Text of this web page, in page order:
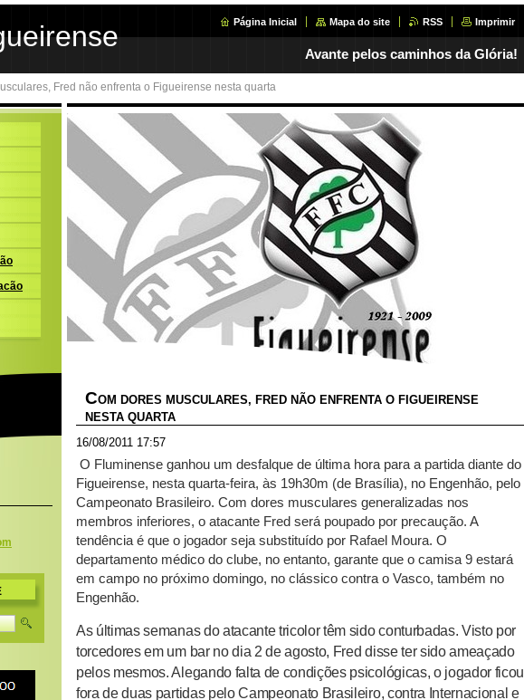
Página Inicial Mapa do site RSS Imprimir
Avante pelos caminhos da Glória!
Fred não enfrenta o Figueirense nesta quarta
COM DORES MUSCULARES, FRED NÃO ENFRENTA O FIGUEIRENSE
NESTA QUARTA
16/08/2011 17:57
O Fluminense ganhou um desfalque de última hora para a partida diante do
Figueirense, nesta quarta-feira, às 19h30m (de Brasília), no Engenhão, pelo
Campeonato Brasileiro. Com dores musculares generalizadas nos
membros inferiores, o atacante Fred será poupado por precaução. A
tendência é que o jogador seja substituído por Rafael Moura. O
departamento médico do clube, no entanto, garante que o camisa 9 estará
em campo no próximo domingo, no clássico contra o Vasco, também no
Engenhão.
As últimas semanas do atacante tricolor têm sido conturbadas. Visto por
torcedores em um bar no dia 2 de agosto, Fred disse ter sido ameaçado
pelos mesmos. Alegando falta de condições psicológicas, o jogador ficou
fora de duas partidas pelo Campeonato Brasileiro, contra Internacional e